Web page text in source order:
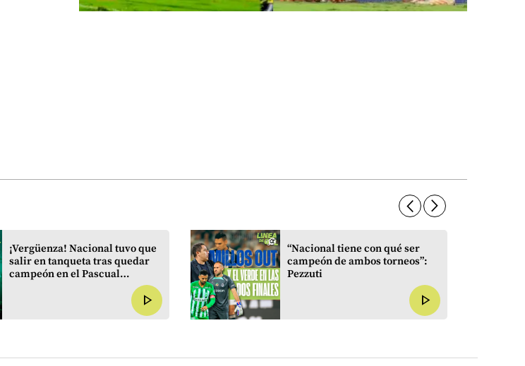
arrow_forward_ios
¡Vergüenza! Nacional tuvo que
salir en tanqueta tras quedar
campeón en el Pascual
play_arrow
“Nacional tiene con qué ser
campeón de ambos torneos”:
Pezzuti
play_arrow
arrow_forward_ios